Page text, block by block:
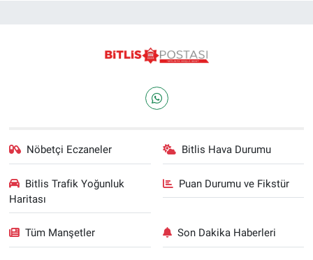
Nöbetçi Eczaneler Bitlis Hava Durumu
Bitlis Trafik Yoğunluk
Haritası
Puan Durumu ve Fikstür
Tüm Manşetler Son Dakika Haberleri